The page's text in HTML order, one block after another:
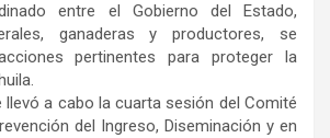
entre el Gobierno del Estado,
ganaderas y productores, se
pertinentes para proteger la
a cabo la cuarta sesión del Comité
del Ingreso, Diseminación y en